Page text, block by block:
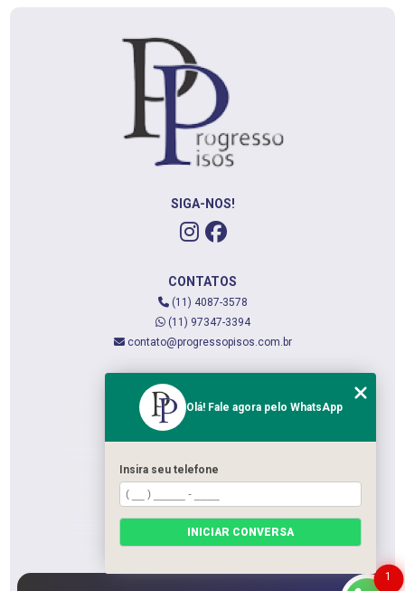
SIGA-NOS!
CONTATOS
(11) 4087-3578
(11) 97347-3394
contato@progressopisos.com.br
QUEM SOMOS
SERVIÇOS
CATEGORIAS
1
Olá! Fale agora pelo WhatsApp
Insira seu telefone
INICIAR CONVERSA